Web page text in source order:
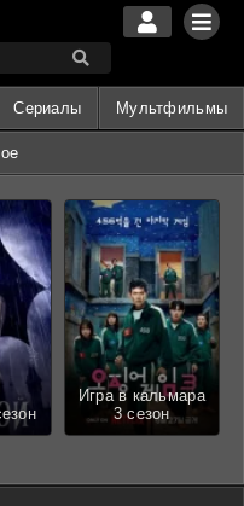
Сериалы Мультфильмы
Игра в кальмара
3 сезон